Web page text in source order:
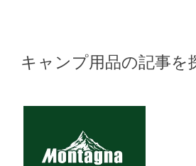
キャンプ用品の記事を